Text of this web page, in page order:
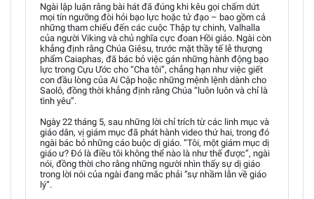
Ngài lập luận rằng bài hát đã đúng khi kêu gọi chấm dứt
mọi tín ngưỡng đòi hỏi bạo lực hoặc tử đạo – bao gồm cả
những tham chiếu đến các cuộc Thập tự chinh, Valhalla
của người Viking và chủ nghĩa cực đoan Hồi giáo. Ngài còn
khẳng định rằng Chúa Giêsu, trước mặt thầy tế lễ thượng
phẩm Caiaphas, đã bác bỏ việc gán những hành động bạo
lực trong Cựu Ước cho “Cha tôi”, chẳng hạn như việc giết
con đầu lòng của Ai Cập hoặc những mệnh lệnh dành cho
Saolô, đồng thời khẳng định rằng Chúa “luôn luôn và chỉ là
tình yêu”.
Ngày 22 tháng 5, sau những lời chỉ trích từ các linh mục và
giáo dân, vị giám mục đã phát hành video thứ hai, trong đó
ngài bác bỏ những cáo buộc dị giáo. “Tôi, một giám mục dị
giáo ư? Đó là điều tôi không thể nào là như thế được”, ngài
nói, đồng thời cho rằng những người nhìn thấy sự dị giáo
trong lời nói của ngài đang mắc phải “sự nhầm lẫn về giáo
lý”.